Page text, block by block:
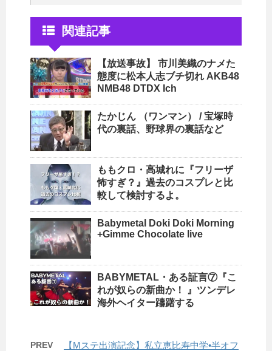
関連記事
【放送事故】 市川美織のナメた
態度に松本人志ブチ切れ AKB48
NMB48 DTDX Ich
たかじん （ワンマン） / 宝塚時
代の裏話、野球界の裏話など
ももクロ・高城れに『フリーザ
怖すぎ？』過去のコスプレと比
較して検討するよ。
Babymetal Doki Doki Morning
+Gimme Chocolate live
BABYMETAL・ある証言⑦『こ
れが奴らの新曲か！ 』ツンデレ
海外ヘイター躊躇する
PREV
【Mステ出演記念】私立恵比寿中学•半オフ